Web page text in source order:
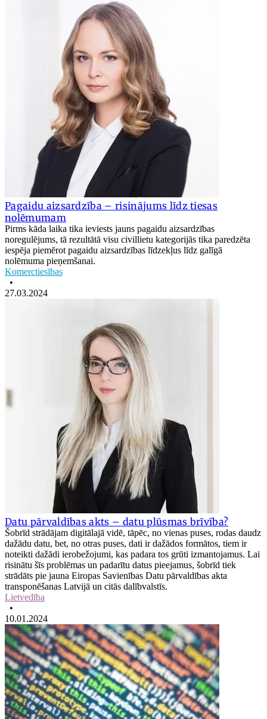
Pagaidu aizsardzība – risinājums līdz tiesas
nolēmumam
Pirms kāda laika tika ieviests jauns pagaidu aizsardzības
noregulējums, tā rezultātā visu civillietu kategorijās tika paredzēta
iespēja piemērot pagaidu aizsardzības līdzekļus līdz galīgā
nolēmuma pieņemšanai.
Komerctiesības
•
27.03.2024
Datu pārvaldības akts – datu plūsmas brīvība?
Šobrīd strādājam digitālajā vidē, tāpēc, no vienas puses, rodas daudz
dažādu datu, bet, no otras puses, dati ir dažādos formātos, tiem ir
noteikti dažādi ierobežojumi, kas padara tos grūti izmantojamus. Lai
risinātu šīs problēmas un padarītu datus pieejamus, šobrīd tiek
strādāts pie jauna Eiropas Savienības Datu pārvaldības akta
transponēšanas Latvijā un citās dalībvalstīs.
Lietvedība
•
10.01.2024